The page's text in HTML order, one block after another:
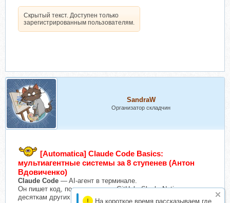
На короткое время рассказываем где
Скрытый текст. Доступен только
зарегистрированным пользователям.
SandraW
Организатор складчин
[Automatica] Claude Code Basics:
мультиагентные системы за 8 ступенев (Антон
Вдовиченко)
Claude Code — AI-агент в терминале.
Он пишет код, подключается к GitHub, Slack, Notion и
десяткам других сервисов, работает с файлами на вашем